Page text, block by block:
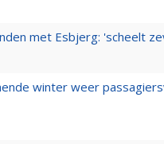
met Esbjerg: 'scheelt
winter weer